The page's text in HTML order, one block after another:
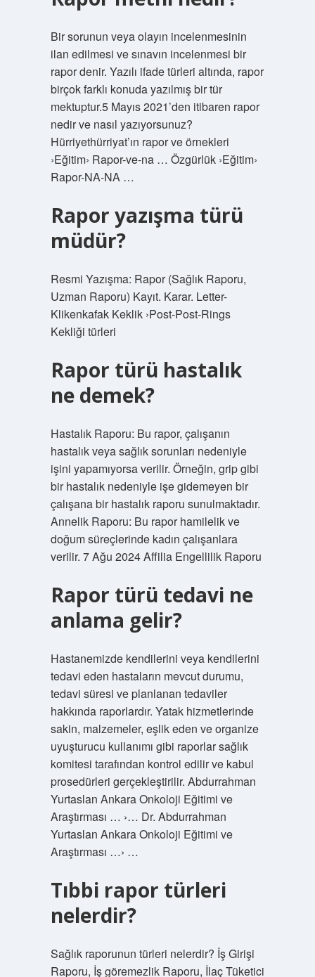
Bir sorunun veya olayın incelenmesinin
ilan edilmesi ve sınavın incelenmesi bir
rapor denir. Yazılı ifade türleri altında, rapor
birçok farklı konuda yazılmış bir tür
mektuptur.5 Mayıs 2021’den itibaren rapor
nedir ve nasıl yazıyorsunuz?
Hürriyethürriyat’ın rapor ve örnekleri
›Eğitim› Rapor-ve-na … Özgürlük ›Eğitim›
Rapor-NA-NA …
Rapor yazışma türü
müdür?
Resmi Yazışma: Rapor (Sağlık Raporu,
Uzman Raporu) Kayıt. Karar. Letter-
Klikenkafak Keklik ›Post-Post-Rings
Kekliği türleri
Rapor türü hastalık
ne demek?
Hastalık Raporu: Bu rapor, çalışanın
hastalık veya sağlık sorunları nedeniyle
işini yapamıyorsa verilir. Örneğin, grip gibi
bir hastalık nedeniyle işe gidemeyen bir
çalışana bir hastalık raporu sunulmaktadır.
Annelik Raporu: Bu rapor hamilelik ve
doğum süreçlerinde kadın çalışanlara
verilir. 7 Ağu 2024 Affilia Engellilik Raporu
Rapor türü tedavi ne
anlama gelir?
Hastanemizde kendilerini veya kendilerini
tedavi eden hastaların mevcut durumu,
tedavi süresi ve planlanan tedaviler
hakkında raporlardır. Yatak hizmetlerinde
sakin, malzemeler, eşlik eden ve organize
uyuşturucu kullanımı gibi raporlar sağlık
komitesi tarafından kontrol edilir ve kabul
prosedürleri gerçekleştirilir. Abdurrahman
Yurtaslan Ankara Onkoloji Eğitimi ve
Araştırması … ›… Dr. Abdurrahman
Yurtaslan Ankara Onkoloji Eğitimi ve
Araştırması …› …
Tıbbi rapor türleri
nelerdir?
Sağlık raporunun türleri nelerdir? İş Girişi
Raporu, İş göremezlik Raporu, İlaç Tüketici